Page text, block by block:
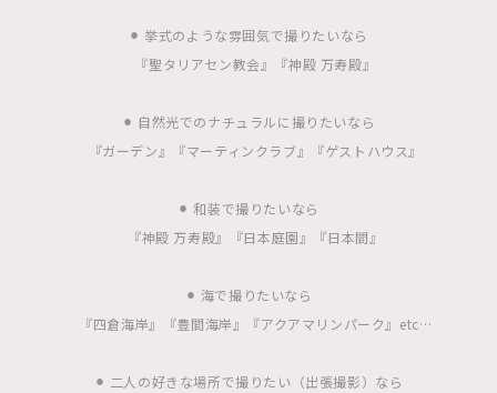
⚫︎ 挙式のような雰囲気で撮りたいなら
『聖タリアセン教会』『神殿 万寿殿』
⚫︎ 自然光でのナチュラルに撮りたいなら
『ガーデン』『マーティンクラブ』『ゲストハウス』
⚫︎ 和装で撮りたいなら
『神殿 万寿殿』『日本庭園』『日本間』
⚫︎ 海で撮りたいなら
『四倉海岸』『豊間海岸』『アクアマリンパーク』etc…
⚫︎ 二人の好きな場所で撮りたい（出張撮影）なら